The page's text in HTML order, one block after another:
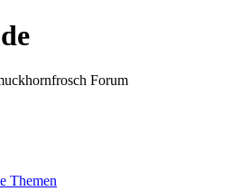
Forum
Themen